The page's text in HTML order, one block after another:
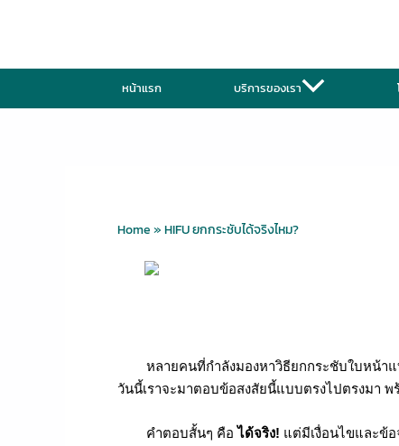
หน้าแรก บริการของเรา
Home » HIFU ยกกระชับได้จริงไหม?
หลายคนที่กำลังมองหาวิธียกกระชับใบหน้าแบบ
วันนี้เราจะมาตอบข้อสงสัยนี้แบบตรงไปตรงมา
คำตอบสั้นๆ คือได้จริง! แต่มีเงื่อนไขและข้อ